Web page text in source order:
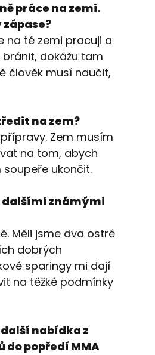
práce na zemi.
na té zemi pracuji a
dokážu tam
člověk musí naučit,
na zem?
Zem musím
na tom, abych
ukončit.
dalšími známými
Měli jsme dva ostré
dobrých
sparingy mi dají
na těžké podmínky
nabídka z
do popředí MMA